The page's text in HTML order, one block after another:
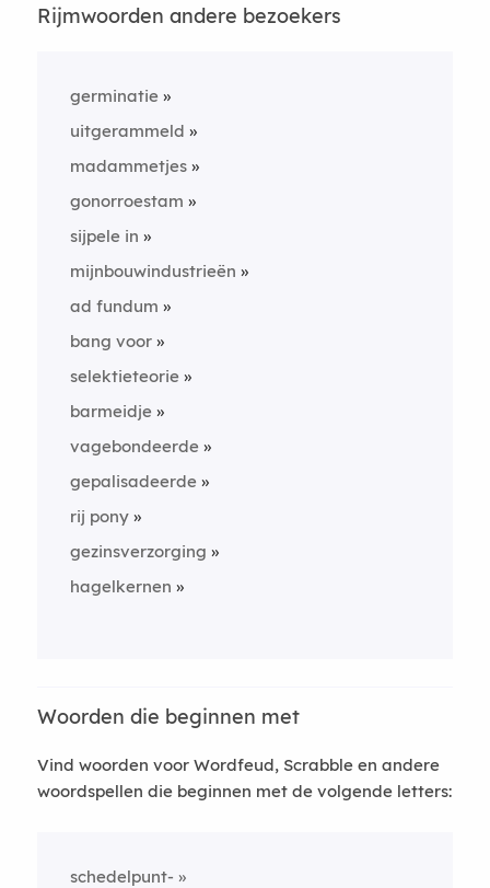
Rijmwoorden andere bezoekers
germinatie
uitgerammeld
madammetjes
gonorroestam
sijpele in
mijnbouwindustrieën
ad fundum
bang voor
selektieteorie
barmeidje
vagebondeerde
gepalisadeerde
rij pony
gezinsverzorging
hagelkernen
Woorden die beginnen met
Vind woorden voor Wordfeud, Scrabble en andere
woordspellen die beginnen met de volgende letters:
schedelpunt-